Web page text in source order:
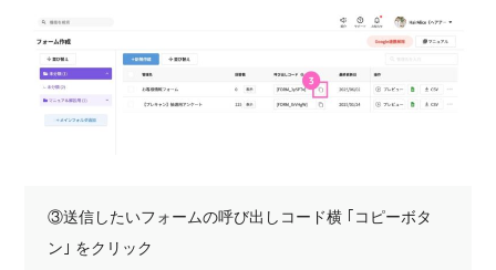
③送信したいフォームの呼び出しコード横 ｢コピーボタ
ン｣ をクリック